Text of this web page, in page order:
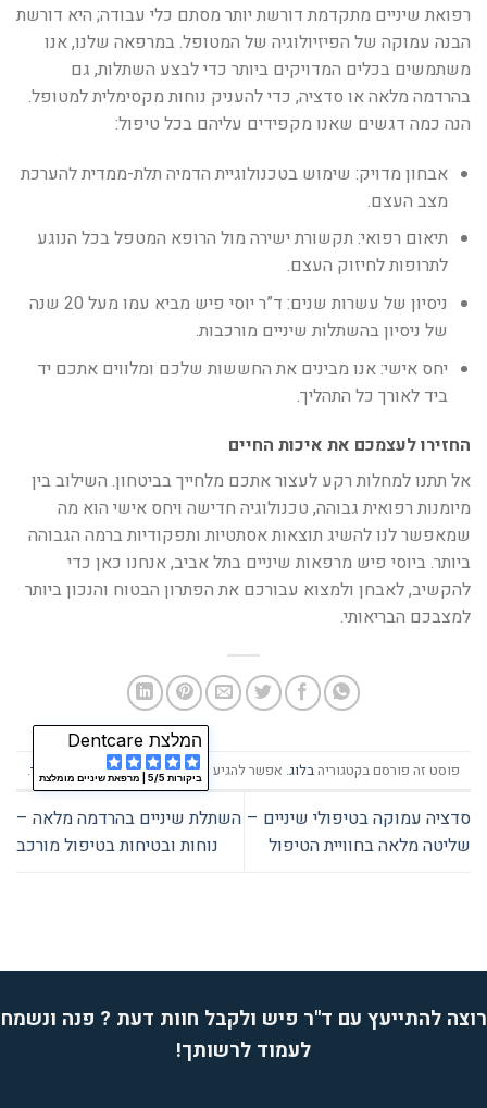
רפואת שיניים מתקדמת דורשת יותר מסתם כלי עבודה; היא דורשת
הבנה עמוקה של הפיזיולוגיה של המטופל. במרפאה שלנו, אנו
משתמשים בכלים המדויקים ביותר כדי לבצע השתלות, גם
בהרדמה מלאה או סדציה, כדי להעניק נוחות מקסימלית למטופל.
הנה כמה דגשים שאנו מקפידים עליהם בכל טיפול:
אבחון מדויק: שימוש בטכנולוגיית הדמיה תלת-ממדית להערכת
מצב העצם.
תיאום רפואי: תקשורת ישירה מול הרופא המטפל בכל הנוגע
לתרופות לחיזוק העצם.
ניסיון של עשרות שנים: ד”ר יוסי פיש מביא עמו מעל 20 שנה
של ניסיון בהשתלות שיניים מורכבות.
יחס אישי: אנו מבינים את החששות שלכם ומלווים אתכם יד
ביד לאורך כל התהליך.
החזירו לעצמכם את איכות החיים
אל תתנו למחלות רקע לעצור אתכם מלחייך בביטחון. השילוב בין
מיומנות רפואית גבוהה, טכנולוגיה חדישה ויחס אישי הוא מה
שמאפשר לנו להשיג תוצאות אסתטיות ותפקודיות ברמה הגבוהה
ביותר. ביוסי פיש מרפאות שיניים בתל אביב, אנחנו כאן כדי
להקשיב, לאבחן ולמצוא עבורכם את הפתרון הבטוח והנכון ביותר
למצבכם הבריאותי.
פוסט זה פורסם בקטגוריהבלוג. אפשר להגיע ישירות לפוסט זהעם קישור ישיר.
המלצת Dentcare
ביקורות 5/5 | מרפאת שיניים מומלצת
סדציה עמוקה בטיפולי שיניים –
שליטה מלאה בחוויית הטיפול
השתלת שיניים בהרדמה מלאה –
נוחות ובטיחות בטיפול מורכב
רוצה להתייעץ עם ד''ר פיש ולקבל חוות דעת ? פנה ונשמח
לעמוד לרשותך!